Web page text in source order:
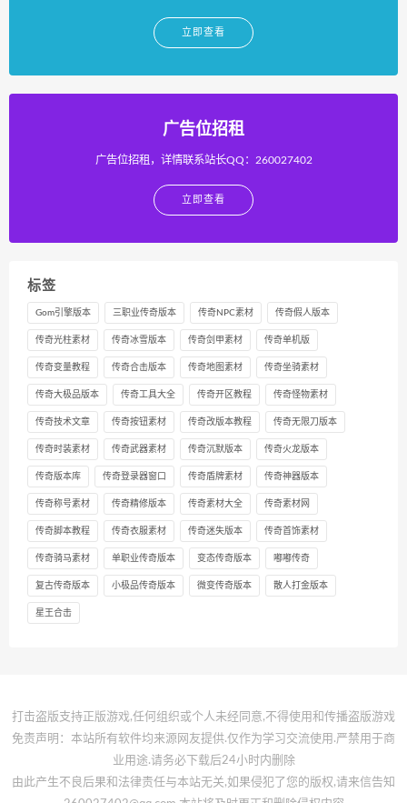
立即查看
广告位招租
广告位招租，详情联系站长QQ：260027402
立即查看
标签
Gom引擎版本 三职业传奇版本 传奇NPC素材 传奇假人版本
传奇光柱素材 传奇冰雪版本 传奇剑甲素材 传奇单机版
传奇变量教程 传奇合击版本 传奇地图素材 传奇坐骑素材
传奇大极品版本 传奇工具大全 传奇开区教程 传奇怪物素材
传奇技术文章 传奇按钮素材 传奇改版本教程 传奇无限刀版本
传奇时装素材 传奇武器素材 传奇沉默版本 传奇火龙版本
传奇版本库 传奇登录器窗口 传奇盾牌素材 传奇神器版本
传奇称号素材 传奇精修版本 传奇素材大全 传奇素材网
传奇脚本教程 传奇衣服素材 传奇迷失版本 传奇首饰素材
传奇骑马素材 单职业传奇版本 变态传奇版本 嘟嘟传奇
复古传奇版本 小极品传奇版本 微变传奇版本 散人打金版本
星王合击
打击盗版支持正版游戏,任何组织或个人未经同意,不得使用和传播盗版游戏
免责声明：本站所有软件均来源网友提供.仅作为学习交流使用.严禁用于商
业用途.请务必下载后24小时内删除
由此产生不良后果和法律责任与本站无关,如果侵犯了您的版权,请来信告知